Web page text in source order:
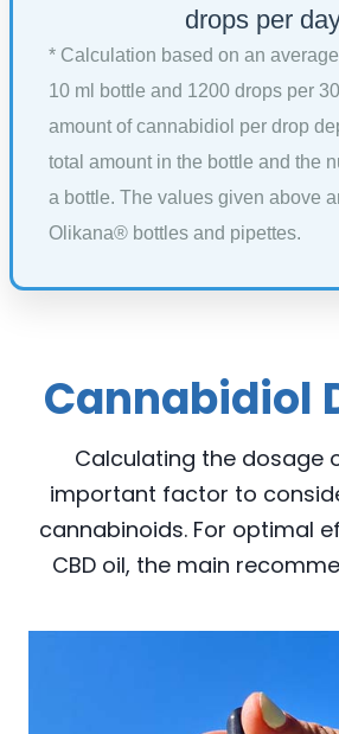
drops per
* Calculation based on an
10 ml bottle and 1200 drops per
amount of cannabidiol per drop
total amount in the bottle and the
a bottle. The values given above
Olikana® bottles and pipettes.
Cannabidiol
Calculating the dosage
important factor to
cannabinoids. For optimal
CBD oil, the main